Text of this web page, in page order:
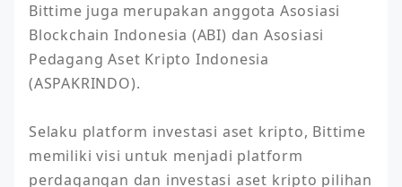
Bittime juga merupakan anggota Asosiasi
Blockchain Indonesia (ABI) dan Asosiasi
Pedagang Aset Kripto Indonesia
(ASPAKRINDO).
Selaku platform investasi aset kripto, Bittime
memiliki visi untuk menjadi platform
perdagangan dan investasi aset kripto pilihan